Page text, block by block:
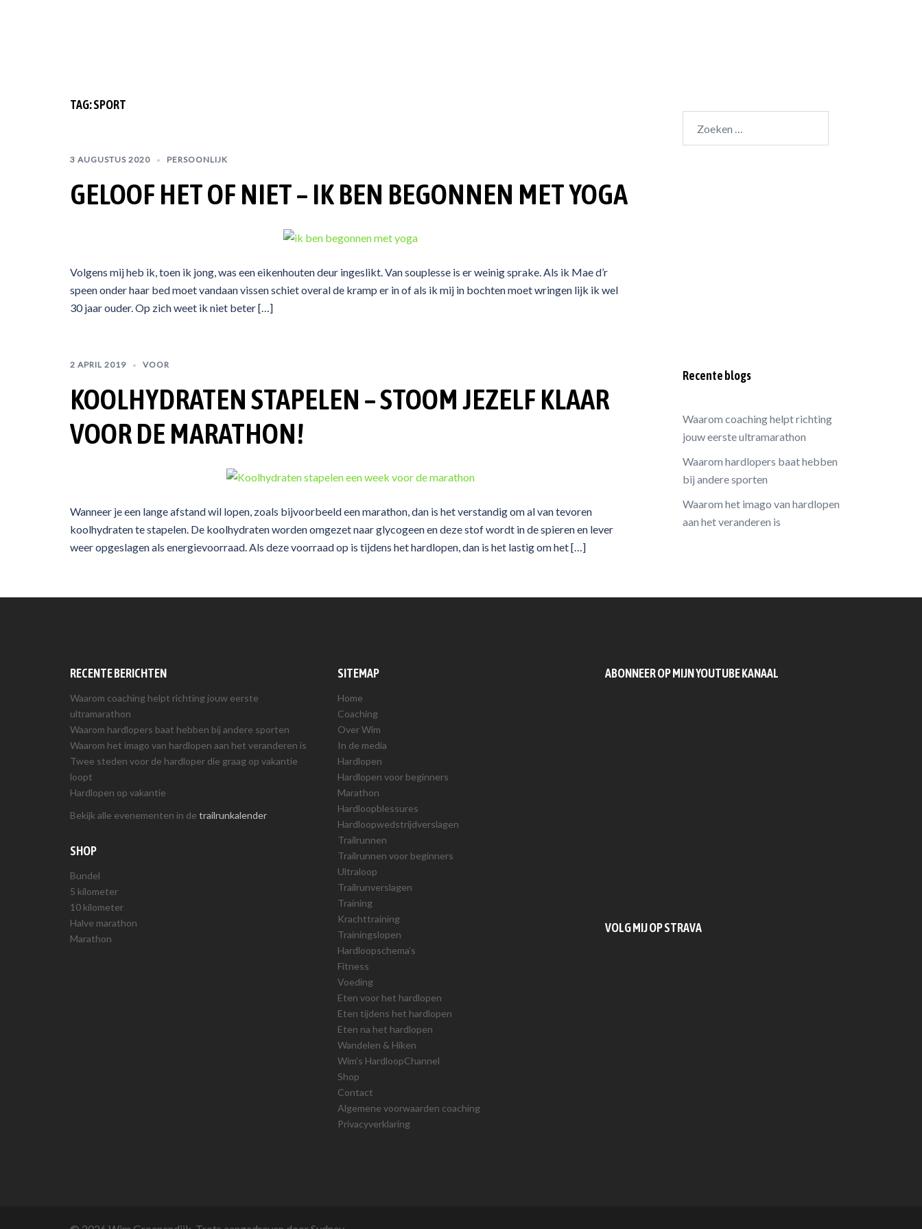
TAG:SPORT
3 AUGUSTUS 2020 PERSOONLIJK
GELOOF HET OF NIET – IK BEN BEGONNEN MET YOGA
Volgens mij heb ik, toen ik jong, was een eikenhouten deur ingeslikt. Van souplesse is er weinig sprake. Als ik Mae d’r
speen onder haar bed moet vandaan vissen schiet overal de kramp er in of als ik mij in bochten moet wringen lijk ik wel
30 jaar ouder. Op zich weet ik niet beter […]
2 APRIL 2019 VOOR
KOOLHYDRATEN STAPELEN – STOOM JEZELF KLAAR
VOOR DE MARATHON!
Wanneer je een lange afstand wil lopen, zoals bijvoorbeeld een marathon, dan is het verstandig om al van tevoren
koolhydraten te stapelen. De koolhydraten worden omgezet naar glycogeen en deze stof wordt in de spieren en lever
weer opgeslagen als energievoorraad. Als deze voorraad op is tijdens het hardlopen, dan is het lastig om het […]
naar:
Recente blogs
Waarom coaching helpt richting
jouw eerste ultramarathon
Waarom hardlopers baat hebben
bij andere sporten
Waarom het imago van hardlopen
aan het veranderen is
RECENTE BERICHTEN
Waarom coaching helpt richting jouw eerste
ultramarathon
Waarom hardlopers baat hebben bij andere sporten
Waarom het imago van hardlopen aan het veranderen is
Twee steden voor de hardloper die graag op vakantie
loopt
Hardlopen op vakantie
Bekijk alle evenementen in de trailrunkalender
SHOP
Bundel
5 kilometer
10 kilometer
Halve marathon
Marathon
SITEMAP
Home
Coaching
Over Wim
In de media
Hardlopen
Hardlopen voor beginners
Marathon
Hardloopblessures
Hardloopwedstrijdverslagen
Trailrunnen
Trailrunnen voor beginners
Ultraloop
Trailrunverslagen
Training
Krachttraining
Trainingslopen
Hardloopschema’s
Fitness
Voeding
Eten voor het hardlopen
Eten tijdens het hardlopen
Eten na het hardlopen
Wandelen & Hiken
Wim’s HardloopChannel
Shop
Contact
Algemene voorwaarden coaching
Privacyverklaring
ABONNEER OP MIJN YOUTUBE KANAAL
VOLG MIJ OP STRAVA